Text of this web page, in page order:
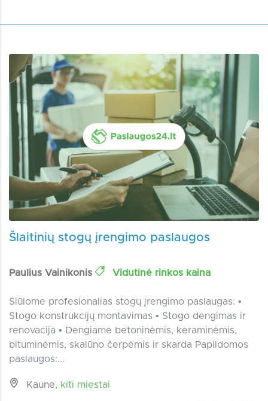
Šlaitinių stogų įrengimo paslaugos
Paulius Vainikonis Vidutinė rinkos kaina
Siūlome profesionalias stogų įrengimo paslaugas: •
Stogo konstrukcijų montavimas • Stogo dengimas ir
renovacija • Dengiame betoninėmis, keraminėmis,
bituminėmis, skalūno čerpėmis ir skarda Papildomos
paslaugos:...
Kaune, kiti miestai